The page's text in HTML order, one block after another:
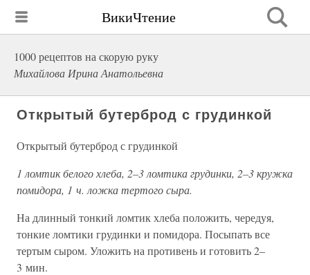
ВикиЧтение
1000 рецептов на скорую руку
Михайлова Ирина Анатольевна
Открытый бутерброд с грудинкой
Открытый бутерброд с грудинкой
1 ломтик белого хлеба, 2–3 ломтика грудинки, 2–3 кружка
помидора, 1 ч. ложка тертого сыра.
На длинный тонкий ломтик хлеба положить, чередуя,
тонкие ломтики грудинки и помидора. Посыпать все
тертым сыром. Уложить на противень и готовить 2–
3 мин.